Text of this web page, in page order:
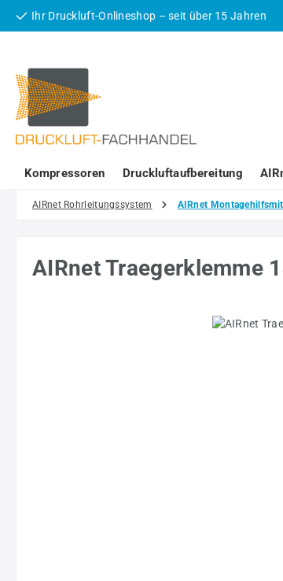
Hauptinhalt springen
Zur Suche springen
Zur Hauptnavigation springen
Ihr Druckluft-Onlineshop – seit über 15 Jahren
Kompressoren Druckluftaufbereitung
AIRnet Rohrleitungssystem AIRnet
AIRnet Traegerklemme